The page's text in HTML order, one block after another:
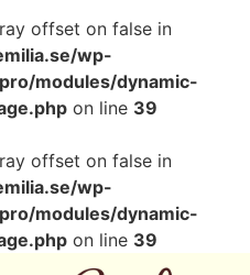
offset on false in
wp-
modules/dynamic-
on line 39
offset on false in
wp-
modules/dynamic-
on line 39